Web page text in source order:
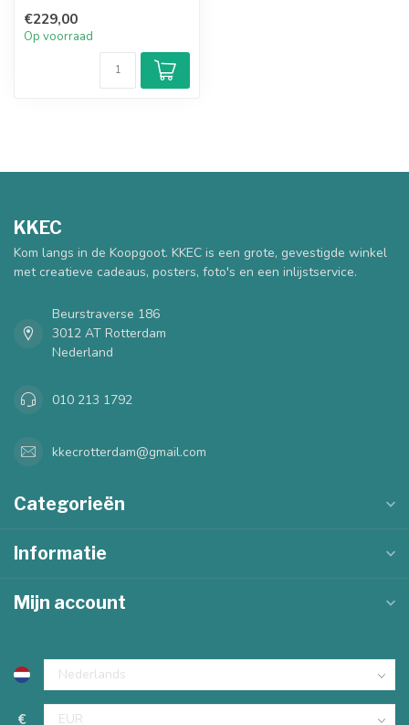
Canvas 2uu...
€229,00
Op voorraad
KKEC
Kom langs in de Koopgoot. KKEC is een grote, gevestigde winkel
met creatieve cadeaus, posters, foto's en een inlijstservice.
Beurstraverse 186
3012 AT Rotterdam
Nederland
010 213 1792
kkecrotterdam@gmail.com
Categorieën
Informatie
Mijn account
€